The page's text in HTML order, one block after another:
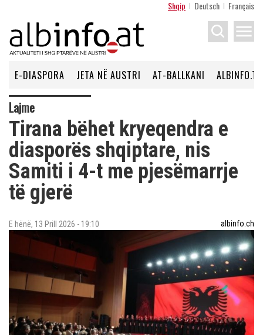
Shqip Deutsch Français
menu
E-DIASPORA JETA NË AUSTRI AT-BALLKANI ALBINFO.TV
Lajme
Tirana bëhet kryeqendra e
diasporës shqiptare, nis
Samiti i 4-t me pjesëmarrje
të gjerë
E hënë, 13 Prill 2026 - 19:10 albinfo.ch